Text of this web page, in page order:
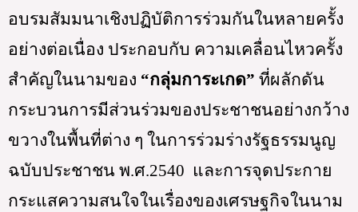
อบรมสัมมนาเชิงปฏิบัติการร่วมกันในหลายครั้ง
อย่างต่อเนื่อง ประกอบกับ ความเคลื่อนไหวครั้ง
สำคัญในนามของ “กลุ่มการะเกด” ที่ผลักดัน
กระบวนการมีส่วนร่วมของประชาชนอย่างกว้าง
ขวางในพื้นที่ต่าง ๆ ในการร่วมร่างรัฐธรรมนูญ
ฉบับประชาชน พ.ศ.2540  และการจุดประกาย
กระแสความสนใจในเรื่องของเศรษฐกิจในนาม